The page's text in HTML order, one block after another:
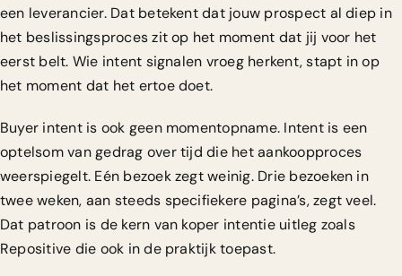
een leverancier. Dat betekent dat jouw prospect al diep in
het beslissingsproces zit op het moment dat jij voor het
eerst belt. Wie intent signalen vroeg herkent, stapt in op
het moment dat het ertoe doet.
Buyer intent is ook geen momentopname. Intent is een
optelsom van gedrag over tijd die het aankoopproces
weerspiegelt. Eén bezoek zegt weinig. Drie bezoeken in
twee weken, aan steeds specifiekere pagina’s, zegt veel.
Dat patroon is de kern van koper intentie uitleg zoals
Repositive die ook in de praktijk toepast.